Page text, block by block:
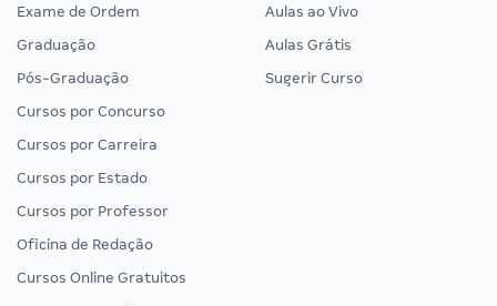
Exame de Ordem
Graduação
Pós-Graduação
Cursos por Concurso
Cursos por Carreira
Cursos por Estado
Cursos por Professor
Oficina de Redação
Cursos Online Gratuitos
Aulas ao Vivo
Aulas Grátis
Sugerir Curso